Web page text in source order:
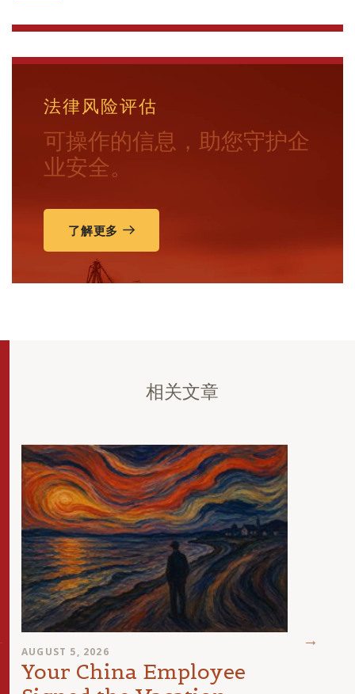
法律风险评估
可操作的信息，助您守护企
业安全。
了解更多
相关文章
AUGUST 5, 2026
Your China Employee